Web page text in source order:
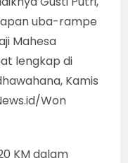
uba-rampe
Mahesa
lengkap di
Kamis
Won
KM dalam